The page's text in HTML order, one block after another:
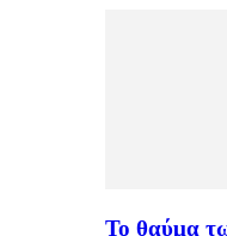
Το θαύμα